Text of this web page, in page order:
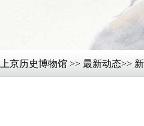
京历史博物馆 >> 最新动态>>